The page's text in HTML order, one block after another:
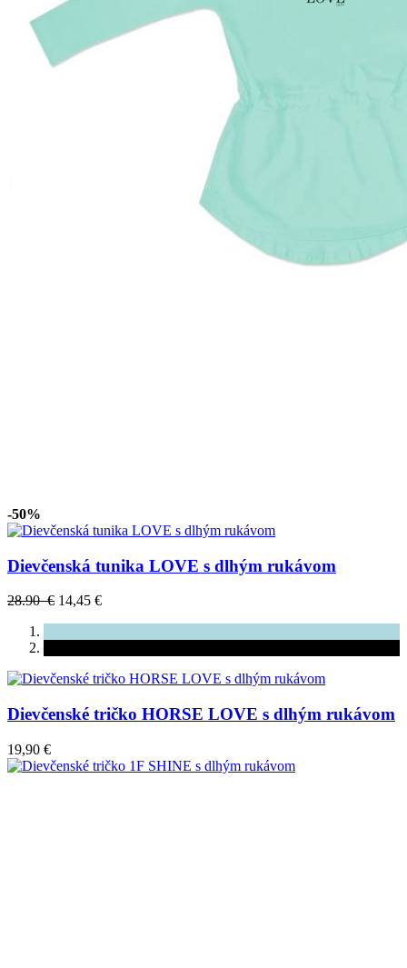
-50%
Dievčenská tunika LOVE s dlhým rukávom
28.90 € 14,45 €
Dievčenské tričko HORSE LOVE s dlhým rukávom
19,90 €